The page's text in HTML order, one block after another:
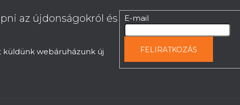
az újdonságokról és
küldünk webáruházunk új
E-mail
FELIRATKOZÁS